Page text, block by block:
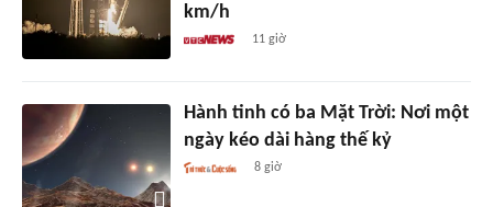
km/h
11 giờ
Hành tinh có ba Mặt Trời: Nơi một
ngày kéo dài hàng thế kỷ
8 giờ